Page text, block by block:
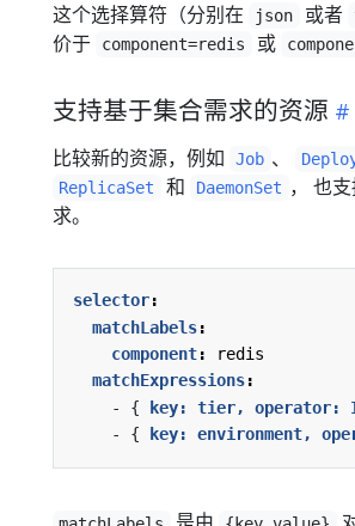
这个选择算符（分别在 json 或者
价于
component=redis 或
支持基于集合需求的资源
比较新的资源，例如 Job 、
ReplicaSet 和 DaemonSet ， 也
求。
selector:
matchLabels:
component:
redis
matchExpressions:
- {
key: tier, operator:
- {
key: environment,